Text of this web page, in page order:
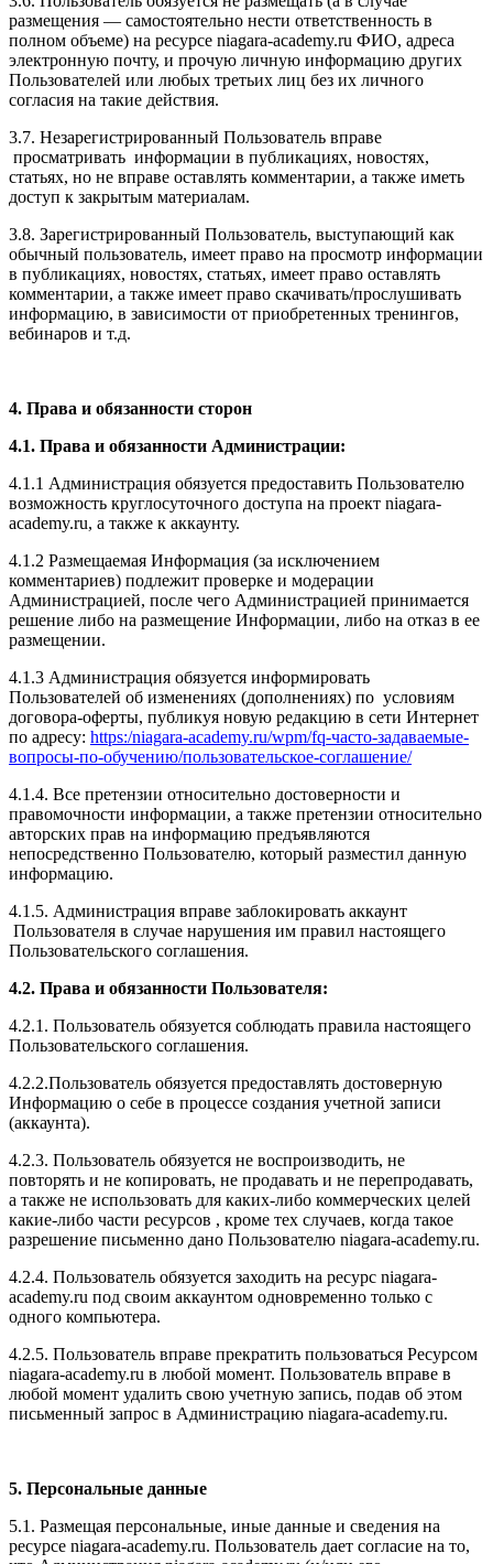
размещения — самостоятельно нести ответственность в
полном объеме) на ресурсе niagara-academy.ru ФИО, адреса
электронную почту, и прочую личную информацию других
Пользователей или любых третьих лиц без их личного
согласия на такие действия.
3.7. Незарегистрированный Пользователь вправе
просматривать информации в публикациях, новостях,
статьях, но не вправе оставлять комментарии, а также иметь
доступ к закрытым материалам.
3.8. Зарегистрированный Пользователь, выступающий как
обычный пользователь, имеет право на просмотр информации
в публикациях, новостях, статьях, имеет право оставлять
комментарии, а также имеет право скачивать/прослушивать
информацию, в зависимости от приобретенных тренингов,
вебинаров и т.д.
4. Права и обязанности сторон
4.1. Права и обязанности Администрации:
4.1.1 Администрация обязуется предоставить Пользователю
возможность круглосуточного доступа на проект niagara-
academy.ru, а также к аккаунту.
4.1.2 Размещаемая Информация (за исключением
комментариев) подлежит проверке и модерации
Администрацией, после чего Администрацией принимается
решение либо на размещение Информации, либо на отказ в ее
размещении.
4.1.3 Администрация обязуется информировать
Пользователей об изменениях (дополнениях) по условиям
договора-оферты, публикуя новую редакцию в сети Интернет
по адресу: https:/niagara-academy.ru/wpm/fq-часто-задаваемые-
вопросы-по-обучению/пользовательское-соглашение/
4.1.4. Все претензии относительно достоверности и
правомочности информации, а также претензии относительно
авторских прав на информацию предъявляются
непосредственно Пользователю, который разместил данную
информацию.
4.1.5. Администрация вправе заблокировать аккаунт
Пользователя в случае нарушения им правил настоящего
Пользовательского соглашения.
4.2. Права и обязанности Пользователя:
4.2.1. Пользователь обязуется соблюдать правила настоящего
Пользовательского соглашения.
4.2.2.Пользователь обязуется предоставлять достоверную
Информацию о себе в процессе создания учетной записи
(аккаунта).
4.2.3. Пользователь обязуется не воспроизводить, не
повторять и не копировать, не продавать и не перепродавать,
а также не использовать для каких-либо коммерческих целей
какие-либо части ресурсов , кроме тех случаев, когда такое
разрешение письменно дано Пользователю niagara-academy.ru.
4.2.4. Пользователь обязуется заходить на ресурс niagara-
academy.ru под своим аккаунтом одновременно только с
одного компьютера.
4.2.5. Пользователь вправе прекратить пользоваться Ресурсом
niagara-academy.ru в любой момент. Пользователь вправе в
любой момент удалить свою учетную запись, подав об этом
письменный запрос в Администрацию niagara-academy.ru.
5. Персональные данные
5.1. Размещая персональные, иные данные и сведения на
ресурсе niagara-academy.ru. Пользователь дает согласие на то,